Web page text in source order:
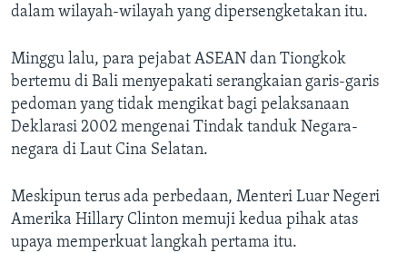
dalam wilayah-wilayah yang dipersengketakan itu.
Minggu lalu, para pejabat ASEAN dan Tiongkok
bertemu di Bali menyepakati serangkaian garis-garis
pedoman yang tidak mengikat bagi pelaksanaan
Deklarasi 2002 mengenai Tindak tanduk Negara-
negara di Laut Cina Selatan.
Meskipun terus ada perbedaan, Menteri Luar Negeri
Amerika Hillary Clinton memuji kedua pihak atas
upaya memperkuat langkah pertama itu.